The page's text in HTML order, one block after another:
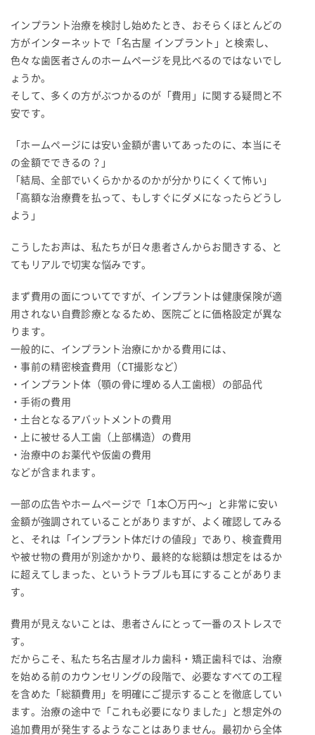
インプラント治療を検討し始めたとき、おそらくほとんどの
方がインターネットで「名古屋 インプラント」と検索し、
色々な歯医者さんのホームページを見比べるのではないでし
ょうか。
そして、多くの方がぶつかるのが「費用」に関する疑問と不
安です。
「ホームページには安い金額が書いてあったのに、本当にそ
の金額でできるの？」
「結局、全部でいくらかかるのかが分かりにくくて怖い」
「高額な治療費を払って、もしすぐにダメになったらどうし
よう」
こうしたお声は、私たちが日々患者さんからお聞きする、と
てもリアルで切実な悩みです。
まず費用の面についてですが、インプラントは健康保険が適
用されない自費診療となるため、医院ごとに価格設定が異な
ります。
一般的に、インプラント治療にかかる費用には、
・事前の精密検査費用（CT撮影など）
・インプラント体（顎の骨に埋める人工歯根）の部品代
・手術の費用
・土台となるアバットメントの費用
・上に被せる人工歯（上部構造）の費用
・治療中のお薬代や仮歯の費用
などが含まれます。
一部の広告やホームページで「1本〇万円〜」と非常に安い
金額が強調されていることがありますが、よく確認してみる
と、それは「インプラント体だけの値段」であり、検査費用
や被せ物の費用が別途かかり、最終的な総額は想定をはるか
に超えてしまった、というトラブルも耳にすることがありま
す。
費用が見えないことは、患者さんにとって一番のストレスで
す。
だからこそ、私たち名古屋オルカ歯科・矯正歯科では、治療
を始める前のカウンセリングの段階で、必要なすべての工程
を含めた「総額費用」を明確にご提示することを徹底してい
ます。治療の途中で「これも必要になりました」と想定外の
追加費用が発生するようなことはありません。最初から全体